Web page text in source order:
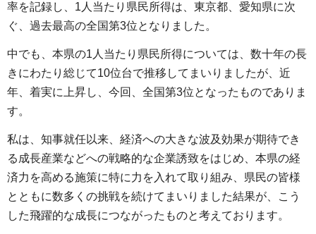
率を記録し、1人当たり県民所得は、東京都、愛知県に次
ぐ、過去最高の全国第3位となりました。
中でも、本県の1人当たり県民所得については、数十年の長
きにわたり総じて10位台で推移してまいりましたが、近
年、着実に上昇し、今回、全国第3位となったものでありま
す。
私は、知事就任以来、経済への大きな波及効果が期待でき
る成長産業などへの戦略的な企業誘致をはじめ、本県の経
済力を高める施策に特に力を入れて取り組み、県民の皆様
とともに数多くの挑戦を続けてまいりました結果が、こう
した飛躍的な成長につながったものと考えております。